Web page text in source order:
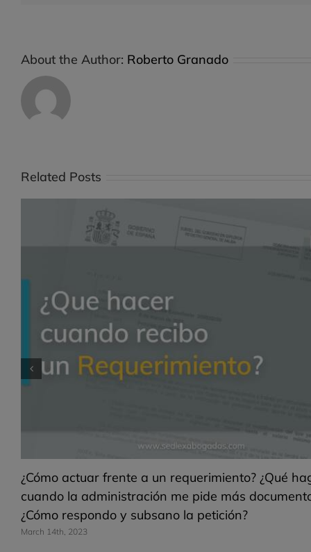
About the Author: Roberto Granado
Related Posts
ATRIBUCIÓN DE LA VIVIENDA FAMILIAR. ¿Quién
queda el uso de la vivienda en caso de divorcio o
separación?
December 2nd, 2022